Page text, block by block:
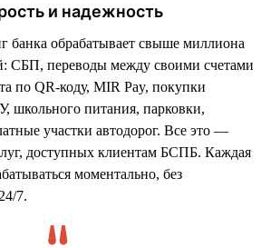
и надежность
банка обрабатывает свыше миллиона
СБП, переводы между своими счетами
по QR-коду, MIR Pay, покупки
школьного питания, парковки,
участки автодорог. Все это —
доступных клиентам БСПБ. Каждая
моментально, без
7.